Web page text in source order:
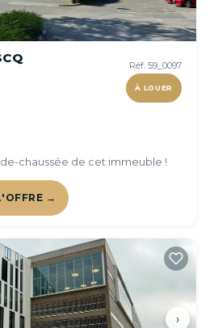
Réf. 59_0097
À LOUER
chaussée de cet immeuble !
→
›